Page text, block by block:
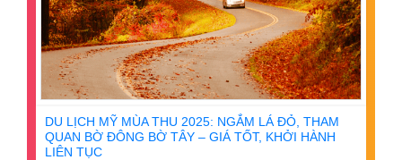
DU LỊCH MỸ MÙA THU 2025: NGẮM LÁ ĐỎ, THAM
QUAN BỜ ĐÔNG BỜ TÂY – GIÁ TỐT, KHỞI HÀNH
LIÊN TỤC